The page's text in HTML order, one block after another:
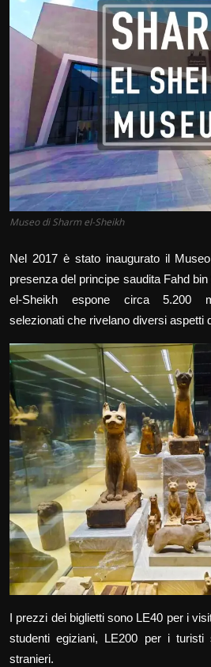
Storia & Cultura
Intrattenimento
Info & Business
Italiano
Museo di Sharm el-Sheikh
Nel 2017 è stato inaugurato il
presenza del principe saudita Fahd
el-Sheikh espone circa 5.200
selezionati che rivelano diversi aspetti
I prezzi dei biglietti sono LE40 per i
studenti egiziani, LE200 per i
stranieri.